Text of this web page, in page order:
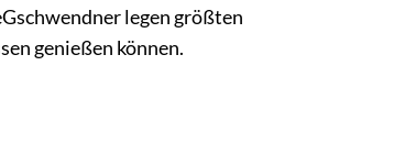
legen größten
genießen können.